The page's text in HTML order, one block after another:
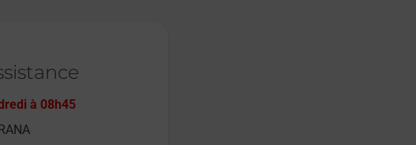
à 08h45